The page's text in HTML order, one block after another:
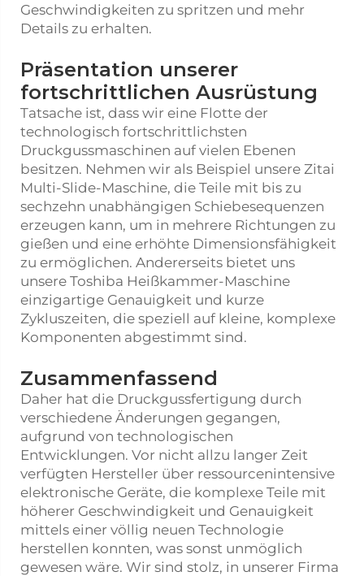
Geschwindigkeiten zu spritzen und mehr
Details zu erhalten.
Präsentation unserer
fortschrittlichen Ausrüstung
Tatsache ist, dass wir eine Flotte der
technologisch fortschrittlichsten
Druckgussmaschinen auf vielen Ebenen
besitzen. Nehmen wir als Beispiel unsere Zitai
Multi-Slide-Maschine, die Teile mit bis zu
sechzehn unabhängigen Schiebesequenzen
erzeugen kann, um in mehrere Richtungen zu
gießen und eine erhöhte Dimensionsfähigkeit
zu ermöglichen. Andererseits bietet uns
unsere Toshiba Heißkammer-Maschine
einzigartige Genauigkeit und kurze
Zykluszeiten, die speziell auf kleine, komplexe
Komponenten abgestimmt sind.
Zusammenfassend
Daher hat die Druckgussfertigung durch
verschiedene Änderungen gegangen,
aufgrund von technologischen
Entwicklungen. Vor nicht allzu langer Zeit
verfügten Hersteller über ressourcenintensive
elektronische Geräte, die komplexe Teile mit
höherer Geschwindigkeit und Genauigkeit
mittels einer völlig neuen Technologie
herstellen konnten, was sonst unmöglich
gewesen wäre. Wir sind stolz, in unserer Firma